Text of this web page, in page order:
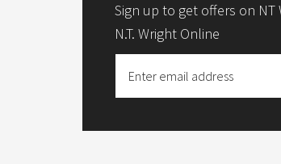
Sign up to get offers on
N.T. Wright Online